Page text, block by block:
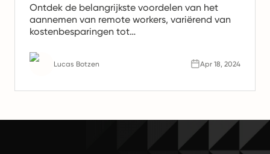
Ontdek de belangrijkste voordelen van het
aannemen van remote workers, variërend van
kostenbesparingen tot
remote teams de toekomst van werk zijn.
Lucas Botzen Apr 18, 2024